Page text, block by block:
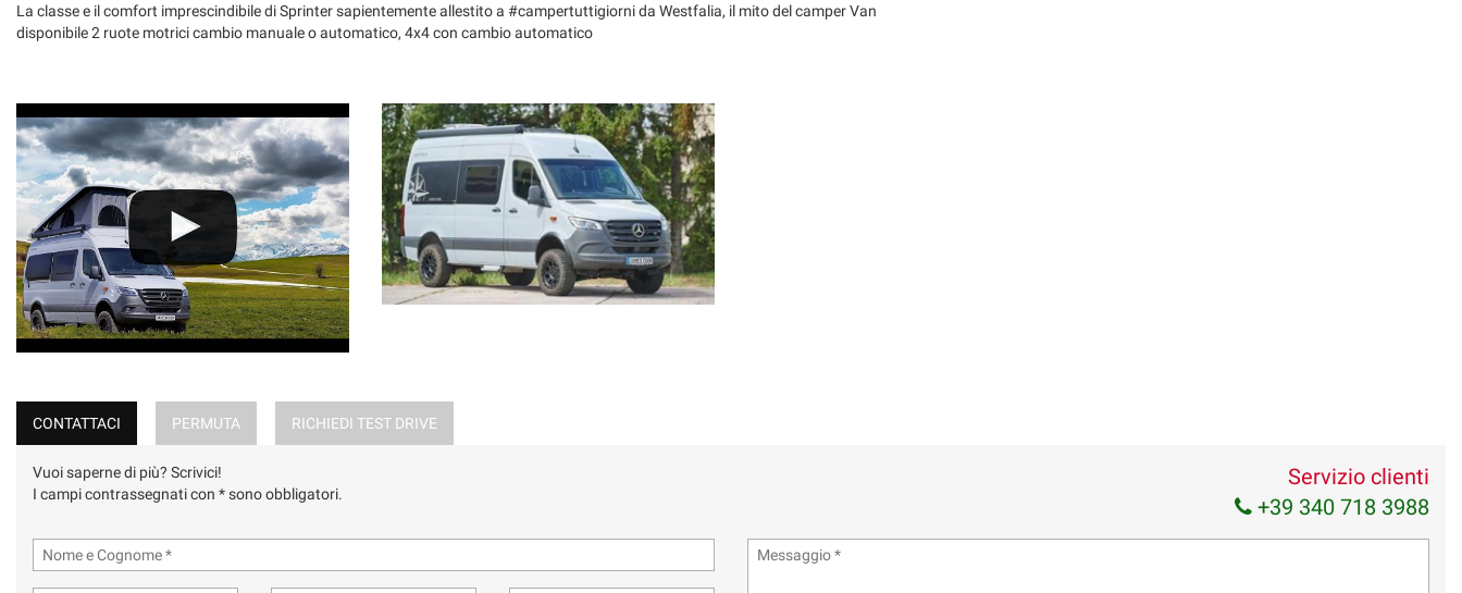
La classe e il comfort imprescindibile di Sprinter sapientemente allestito a #campertuttigiorni da Westfalia, il mito del camper Van
disponibile 2 ruote motrici cambio manuale o automatico, 4x4 con cambio automatico
CONTATTACI PERMUTA RICHIEDI TEST DRIVE
Vuoi saperne di più? Scrivici!
I campi contrassegnati con * sono obbligatori.
Servizio clienti
+39 340 718 3988